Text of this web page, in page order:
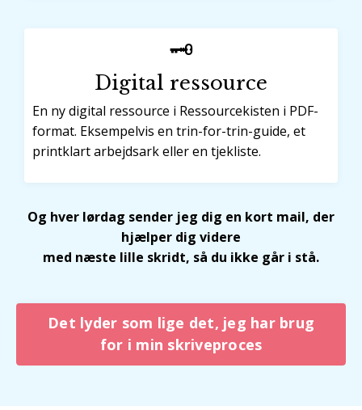
🗝️
Digital ressource
En ny digital ressource i Ressourcekisten i PDF-
format. Eksempelvis en trin-for-trin-guide, et
printklart arbejdsark eller en tjekliste.
Og hver lørdag sender jeg dig en kort mail, der
hjælper dig videre
med næste lille skridt, så du ikke går i stå.
Det lyder som lige det, jeg har brug
for i min skriveproces